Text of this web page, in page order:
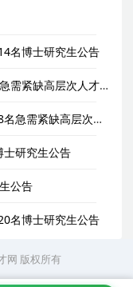
名博士研究生公告
朔州职业技术学院2026年公开招聘17名急需紧缺高层次人才公告
朔州陶瓷职业技术学院2026年公开招聘8名急需紧缺高层次人才公告
士研究生公告
公告
名博士研究生公告
网 版权所有